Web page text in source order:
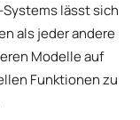
Systems lässt sich
als jeder andere
Modelle auf
Funktionen zu